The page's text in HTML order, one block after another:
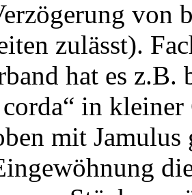
von
zulässt).
hat es
corda“ in
mit Jamulus